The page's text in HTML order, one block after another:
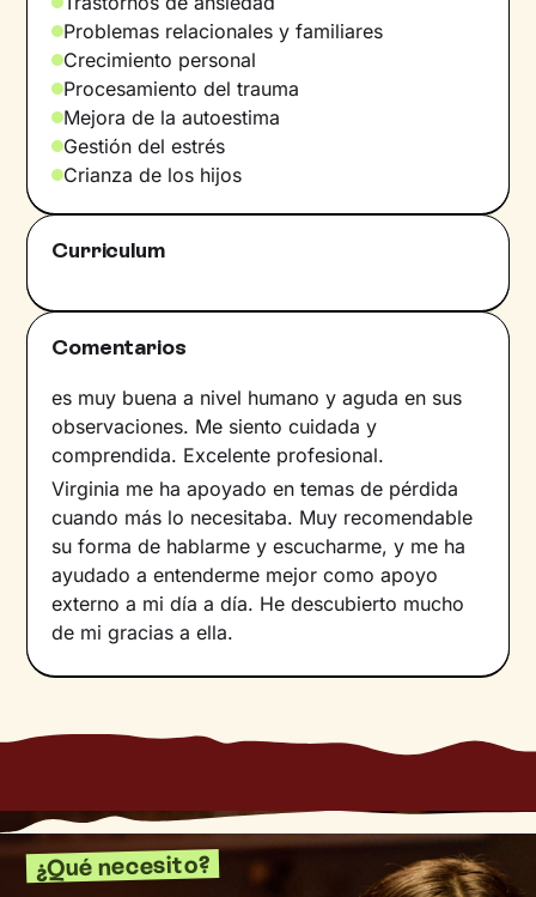
lugar seguro, donde el paciente se encuentre
como en casa.
Problemas relacionales y familiares
Crecimiento personal
Procesamiento del trauma
Mejora de la autoestima
Gestión del estrés
Crianza de los hijos
Curriculum
Comentarios
es muy buena a nivel humano y aguda en sus
observaciones. Me siento cuidada y
comprendida. Excelente profesional.
Virginia me ha apoyado en temas de pérdida
cuando más lo necesitaba. Muy recomendable
su forma de hablarme y escucharme, y me ha
ayudado a entenderme mejor como apoyo
externo a mi día a día. He descubierto mucho
de mi gracias a ella.
¿Qué necesito?